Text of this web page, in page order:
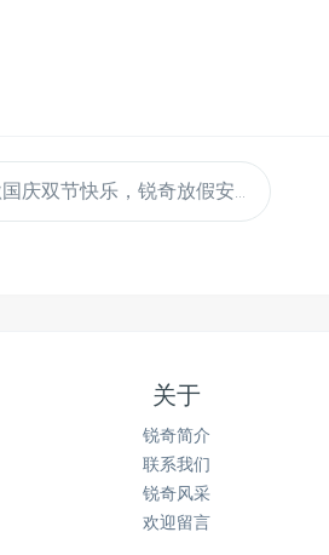
庆双节快乐，锐奇放假安...
关于
锐奇简介
联系我们
锐奇风采
欢迎留言